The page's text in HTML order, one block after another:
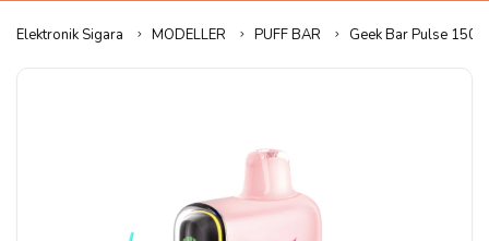
Elektronik Sigara MODELLER PUFF BAR Geek Bar Pulse